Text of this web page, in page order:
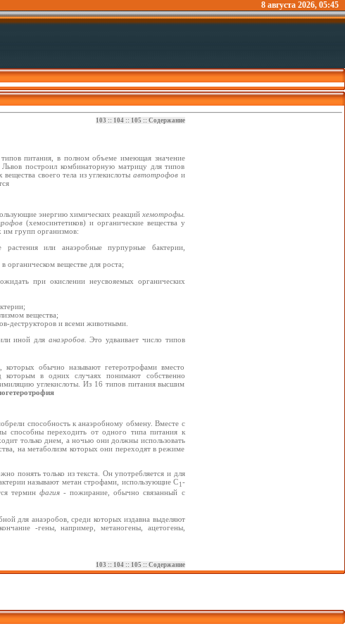
8 августа 2026, 05:45
103 :: 104:: 105 :: Содержание
питания, в полном объеме имеющая значение
построил комбинаторную матрицу для типов
своего тела из углекислоты автотрофови
энергию химических реакций хемотрофы.
(хемосинтетиков) и органические вещества у
им групп организмов:
или анаэробные пурпурные бактерии,
органическом веществе для роста;
при окислении неусвояемых органических
вещества;
деструкторов и всеми животными.
иной для анаэробов. Это удваивает число типов
которых обычно называют гетеротрофами вместо
которым в одних случаях понимают собственно
углекислоты. Из 16 типов питания высшим
способность к анаэробному обмену. Вместе с
способны переходить от одного типа питания к
только днем, а ночью они должны использовать
на метаболизм которых они переходят в режиме
понять только из текста. Он употребляется и для
называют метан строфами, использующие С 1 -
термин фагия- пожирание, обычно связанный с
для анаэробов, среди которых издавна выделяют
-гены, например, метаногены, ацетогены,
103 :: 104:: 105 :: Содержание